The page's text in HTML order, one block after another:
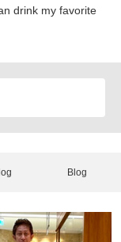
drink my favorite
Blog